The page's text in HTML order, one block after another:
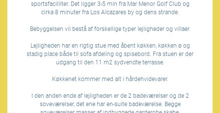
sportsfacilliter. Det ligger 3-5 min fra Mar Menor Golf Club og
cirka 8 minuter fra Los Alcazares by og dens strande.
Bebyggelsen vil bestå af forskellige typer lejligheder og villaer.
Lejligheden har en rigtig stue med åbent køkken, køkken ø og
stadig place både til sofa afdeling og spisebord. Fra stuen er der
udgang til den 11 m2 sydvendte terrasse.
Køkkenet kommer med alt i hårdehvidevarer.
I den anden ende af lejligheden er de 2 badeværelser og de 2
soveværelser, det ene har en-suite badeværelse. Begge